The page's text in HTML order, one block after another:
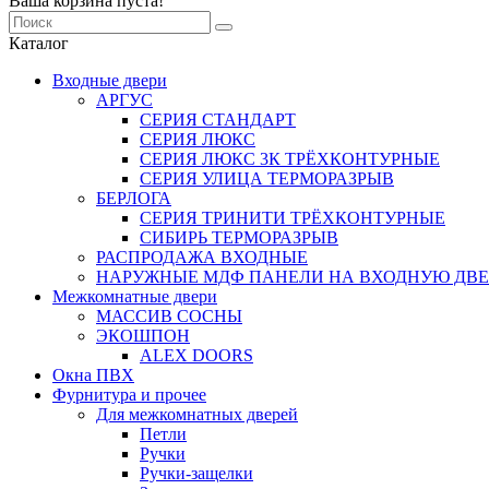
Каталог
Входные двери
АРГУС
СЕРИЯ СТАНДАРТ
СЕРИЯ ЛЮКС
СЕРИЯ ЛЮКС 3К ТРЁХКОНТУРНЫЕ
СЕРИЯ УЛИЦА ТЕРМОРАЗРЫВ
БЕРЛОГА
СЕРИЯ ТРИНИТИ ТРЁХКОНТУРНЫЕ
СИБИРЬ ТЕРМОРАЗРЫВ
РАСПРОДАЖА ВХОДНЫЕ
НАРУЖНЫЕ МДФ ПАНЕЛИ НА ВХОДНУЮ
Межкомнатные двери
МАССИВ СОСНЫ
ЭКОШПОН
ALEX DOORS
Окна ПВХ
Фурнитура и прочее
Для межкомнатных дверей
Петли
Ручки
Ручки-защелки